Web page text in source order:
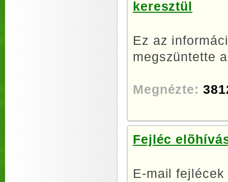
keresztül
Ez az
megszüntette
Megnézte:
Fejléc
E-mail